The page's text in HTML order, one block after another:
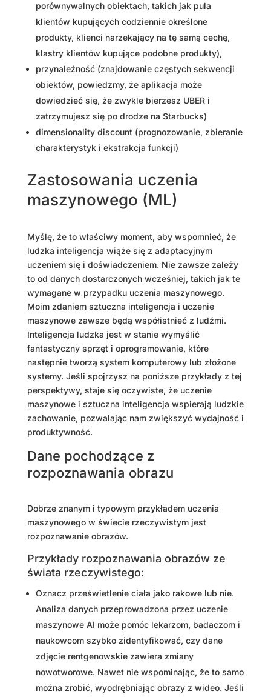
porównywalnych obiektach, takich jak pula
klientów kupujących codziennie określone
produkty, klienci narzekający na tę samą cechę,
klastry klientów kupujące podobne produkty),
przynależność (znajdowanie częstych sekwencji
obiektów, powiedzmy, że aplikacja może
dowiedzieć się, że zwykle bierzesz UBER i
zatrzymujesz się po drodze na Starbucks)
dimensionality discount (prognozowanie, zbieranie
charakterystyk i ekstrakcja funkcji)
Zastosowania uczenia
maszynowego (ML)
Myślę, że to właściwy moment, aby wspomnieć, że
ludzka inteligencja wiąże się z adaptacyjnym
uczeniem się i doświadczeniem. Nie zawsze zależy
to od danych dostarczonych wcześniej, takich jak te
wymagane w przypadku uczenia maszynowego.
Moim zdaniem sztuczna inteligencja i uczenie
maszynowe zawsze będą współistnieć z ludźmi.
Inteligencja ludzka jest w stanie wymyślić
fantastyczny sprzęt i oprogramowanie, które
następnie tworzą system komputerowy lub złożone
systemy. Jeśli spojrzysz na poniższe przykłady z tej
perspektywy, staje się oczywiste, że uczenie
maszynowe i sztuczna inteligencja wspierają ludzkie
zachowanie, pozwalając nam zwiększyć wydajność i
produktywność.
Dane pochodzące z
rozpoznawania obrazu
Dobrze znanym i typowym przykładem uczenia
maszynowego w świecie rzeczywistym jest
rozpoznawanie obrazów.
Przykłady rozpoznawania obrazów ze
świata rzeczywistego:
Oznacz prześwietlenie ciała jako rakowe lub nie.
Analiza danych przeprowadzona przez uczenie
maszynowe AI może pomóc lekarzom, badaczom i
naukowcom szybko zidentyfikować, czy dane
zdjęcie rentgenowskie zawiera zmiany
nowotworowe. Nawet nie wspominając, że to samo
można zrobić, wyodrębniając obrazy z wideo. Jeśli